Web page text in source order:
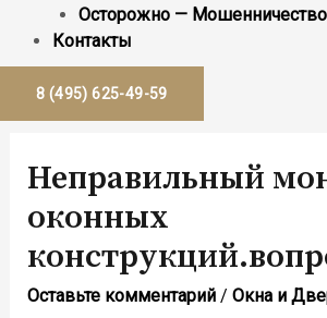
Осторожно —
Контакты
8 (495) 625-49-59
Неправильный
оконных
Оставьте комментарий / Окна и